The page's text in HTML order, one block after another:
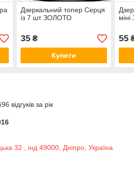
Дзеркальний топер Серця
із 7 шт ЗОЛОТО
35₴
Купити
55
відгуків за рік
32 , інд 49000, Дніпро, Україна